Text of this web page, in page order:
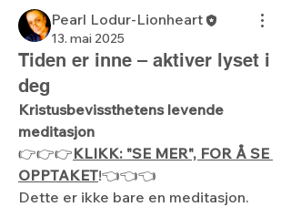
Pearl Lodur-Lionheart
13. mai 2025
Tiden er inne – aktiver lyset i
deg
Kristusbevissthetens levende
meditasjon
👉👉👉KLIKK: "SE MER", FOR Å SE
OPPTAKET!👈👈👈
Dette er ikke bare en meditasjon.